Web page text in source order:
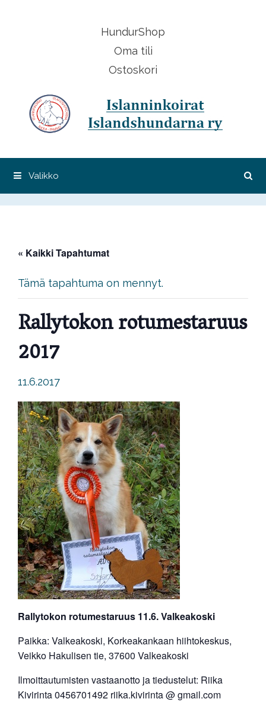
HundurShop
Oma tili
Ostoskori
Valikko
« Kaikki Tapahtumat
Tämä tapahtuma on mennyt.
Rallytokon rotumestaruus
2017
11.6.2017
Rallytokon rotumestaruus 11.6. Valkeakoski
Paikka: Valkeakoski, Korkeakankaan hiihtokeskus,
Veikko Hakulisen tie, 37600 Valkeakoski
Ilmoittautumisten vastaanotto ja tiedustelut: Riika
Kivirinta 0456701492 riika.kivirinta @ gmail.com